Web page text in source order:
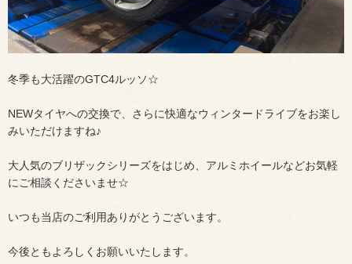
冬季も大活躍のGTC4ルッソ☆
NEWタイヤへの交換で、さらに快適なウィンタードライブをお楽し
みいただけますね♪
大人気のブリザックシリーズをはじめ、アルミホイールなどお気軽
にご相談くださいませ☆
いつも当店のご利用ありがとうございます。
今後ともよろしくお願いいたします。